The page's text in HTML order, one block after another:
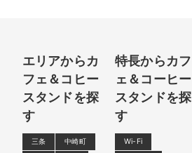
エリアからカ
フェ＆コヒー
スタンドを探
す
三条
中崎町
特長からカフ
ェ＆コーヒー
スタンドを探
す
Wi-Fi